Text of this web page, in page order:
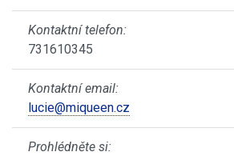
Kontaktní telefon:
731610345
Kontaktní email:
lucie@miqueen.cz
Prohlédněte si: